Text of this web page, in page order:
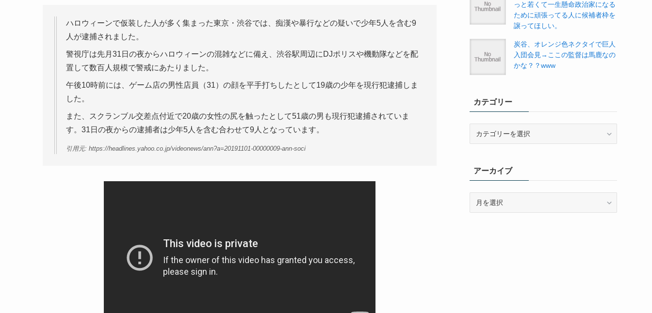
ハロウィーンで仮装した人が多く集まった東京・渋谷では、痴漢や暴行などの疑いで少年5人を含む9
人が逮捕されました。
警視庁は先月31日の夜からハロウィーンの混雑などに備え、渋谷駅周辺にDJポリスや機動隊などを配
置して数百人規模で警戒にあたりました。
午後10時前には、ゲーム店の男性店員（31）の顔を平手打ちしたとして19歳の少年を現行犯逮捕しま
した。
また、スクランブル交差点付近で20歳の女性の尻を触ったとして51歳の男も現行犯逮捕されていま
す。31日の夜からの逮捕者は少年5人を含む合わせて9人となっています。
引用元: https://headlines.yahoo.co.jp/videonews/ann?a=20191101-00000009-ann-soci
っと若くて一生懸命政治家になる
ために頑張ってる人に候補者枠を
譲ってほしい。
炭谷、オレンジ色ネクタイで巨人
入団会見→ここの監督は馬鹿なの
かな？？www
カテゴリー
ーアーカイブ